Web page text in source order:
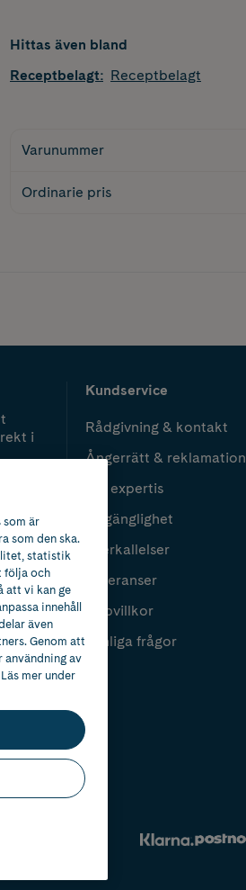
Hittas även bland
Receptbelagt: Receptbelagt
Varunummer
Ordinarie pris
i
Kundservice
Rådgivning & kontakt
Ångerrätt & reklamation
Vår expertis
Tillgänglighet
Återkallelser
Leveranser
Köpvillkor
Vanliga frågor
som är
som den ska.
statistik
följa och
att vi kan ge
innehåll
även
Genom att
av
mer under